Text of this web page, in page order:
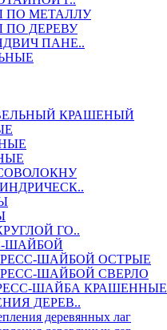
ПО МЕТАЛЛУ
ПО ДЕРЕВУ
ПАНЕ..
КРАШЕНЫЙ
ГО..
ШАЙБОЙ
ШАЙБОЙ ОСТРЫЕ
ШАЙБОЙ СВЕРЛО
ШАЙБА КРАШЕННЫЕ
ДЕРЕВ..
деревянных лаг